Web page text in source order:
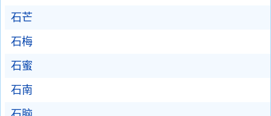
石芒
石梅
石蜜
石南